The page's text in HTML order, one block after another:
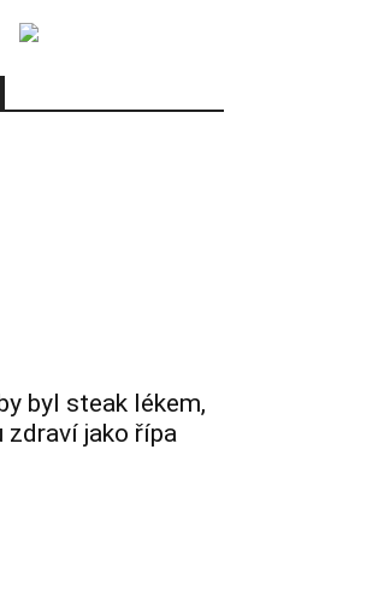
byl steak lékem,
zdraví jako řípa